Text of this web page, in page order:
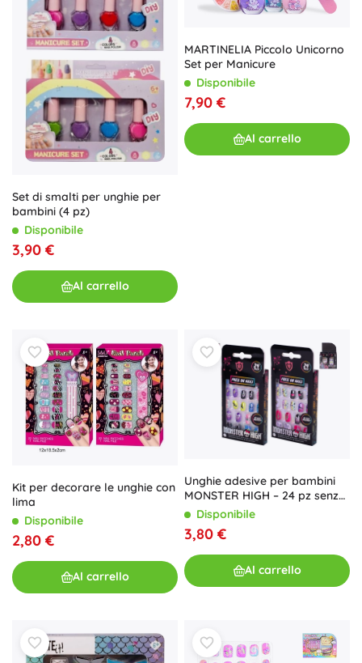
Set di smalti per unghie per
bambini (4 pz)
Disponibile
3,90 €
Al carrello
MARTINELIA Piccolo Unicorno
Set per Manicure
Disponibile
7,90 €
Al carrello
Kit per decorare le unghie con
lima
Disponibile
2,80 €
Al carrello
Unghie adesive per bambini
MONSTER HIGH – 24 pz senza
collaDisponibile
3,80 €
Al carrello